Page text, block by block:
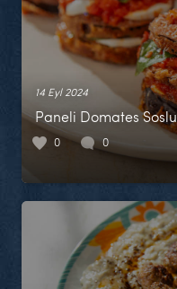
14 Eyl 2024
Paneli Domates
0 0